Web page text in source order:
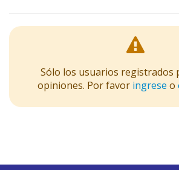
Sólo los usuarios registrados
opiniones. Por favor ingrese o